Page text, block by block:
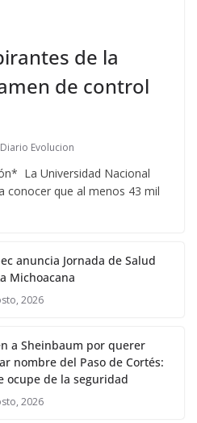
de la
de control
Evolucion
La Universidad Nacional
conocer que al menos 43 mil
anuncia Jornada de Salud
Michoacana
2026
a Sheinbaum por querer
nombre del Paso de Cortés:
ocupe de la seguridad
2026